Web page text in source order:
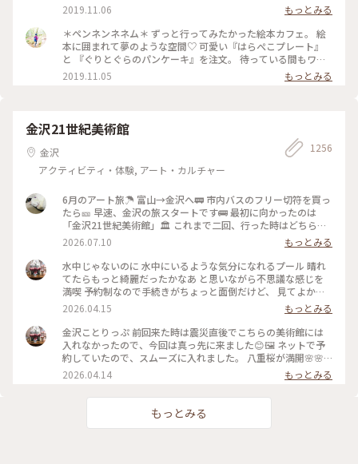
2019.11.06
もっとみる
＊ペンネンネネム＊ ずっと行ってみたかった絵本カフェ。 絵
本に囲まれて夢のような空間♡ 可愛い『はらぺこプレート』
と 『ぐりとぐらのパンケーキ』を注文。 待っている間もワク
ワクが止まりません♪ どうしたら上手に撮れるかな〜 そんな
時間も楽しい♡︎ʾʾ 癒しのひと時でした(*´˘`*) #大阪#カフェ#絵
2019.11.05 もっとみる
金沢21世紀美術館
金沢
アクティビティ・体験, アート・カルチャー
1256
6月のアート旅☂️ 富山→金沢へ🚃 市内バスのフリー切符を買っ
たら🎫 早速、金沢の旅スタートです🚌 最初に向かったのは
「金沢21世紀美術館」🏛️ これまで二回、行った時はどちらも
休館日😱 今回初めて、あのスイミングプールも見ることが 出
来ました🏊🏊 ただ私は一人(笑)なのでプールに入っても上から
写真は撮れないよね⁉️と、、、 なので上から下の人達を見て楽
しみました😂 修学旅行かな❓の子供達の同行者の様に…🤣 混ま
ないうちにと午前中に来たので そこまで混雑してなくゆっく
紀美術館#スイミングプール #金沢市内バスフリー切符
2026.07.10
もっとみる
水中じゃないのに 水中にいるような気分になれるプール 晴れ
てたらもっと綺麗だったかなあ と思いながら不思議な感じを
満喫 予約制なので手続きがちょっと面倒だけど、 見てよかっ
た #ちいさな列車旅 #金沢#金沢21世紀美術館#プール #現代ア
ート
2026.04.15
もっとみる
金沢ことりっぷ 前回来た時は震災直後でこちらの美術館には
入れなかったので、今回は真っ先に来ました😊🖼️ ネットで予
約していたので、スムーズに入れました。 八重桜が満開🌸🌸
🌸🌸🌸 芝生も綺麗でとても気持ちいい。 フリースペースもた
くさんあるので のんびり楽しめます。 今日は海外からの観光
客が多かったようで、 私も英語で案内されそうになりました
2026.04.14 もっとみる
もっとみる